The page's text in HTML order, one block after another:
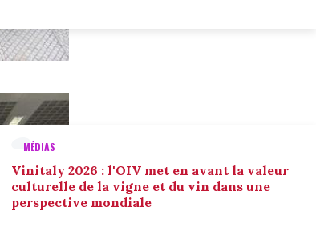
MÉDIAS
Vinitaly 2026 : l'OIV met en avant la valeur
culturelle de la vigne et du vin dans une
perspective mondiale